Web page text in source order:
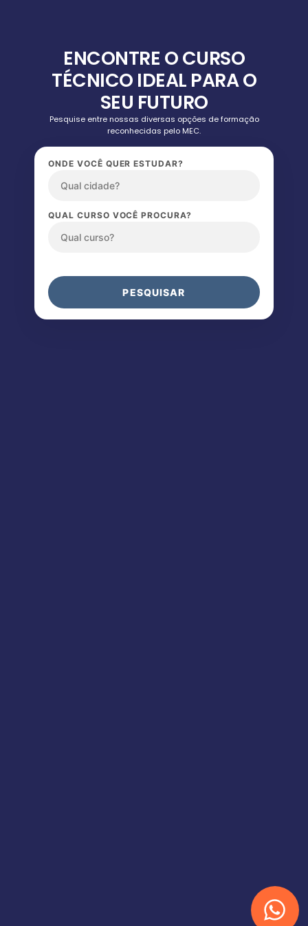
ENCONTRE O CURSO
TÉCNICO IDEAL PARA O
SEU FUTURO
Pesquise entre nossas diversas opções de formação
reconhecidas pelo MEC.
ONDE VOCÊ QUER ESTUDAR?
QUAL CURSO VOCÊ PROCURA?
PESQUISAR